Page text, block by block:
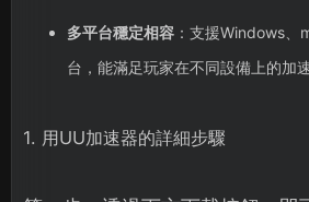
多平台穩定相容：支援Windows、
台，能滿足玩家在不同設備上的加速
1. 用UU加速器的詳細步驟